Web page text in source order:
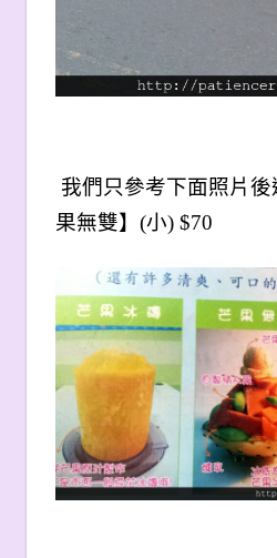
我們只參考下面照片
果無雙】(小) $70